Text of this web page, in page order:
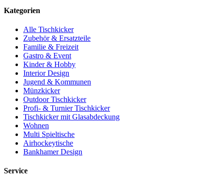
Kategorien
Alle Tischkicker
Zubehör & Ersatzteile
Familie & Freizeit
Gastro & Event
Kinder & Hobby
Interior Design
Jugend & Kommunen
Münzkicker
Outdoor Tischkicker
Profi- & Turnier Tischkicker
Tischkicker mit Glasabdeckung
Wohnen
Multi Spieltische
Airhockeytische
Bankhamer Design
Service